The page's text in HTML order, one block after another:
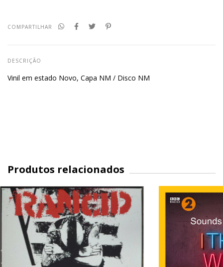
COMPARTILHAR
DESCRIÇÃO
Vinil em estado Novo, Capa NM / Disco NM
Produtos relacionados